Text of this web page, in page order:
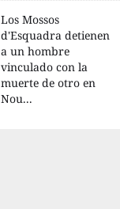
Los Mossos
d'Esquadra detienen
a un hombre
vinculado con la
muerte de otro en
Nou...